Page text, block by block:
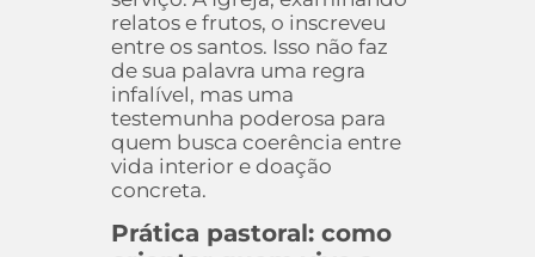
relatos e frutos, o inscreveu
entre os santos. Isso não faz
de sua palavra uma regra
infalível, mas uma
testemunha poderosa para
quem busca coerência entre
vida interior e doação
concreta.
Prática pastoral: como